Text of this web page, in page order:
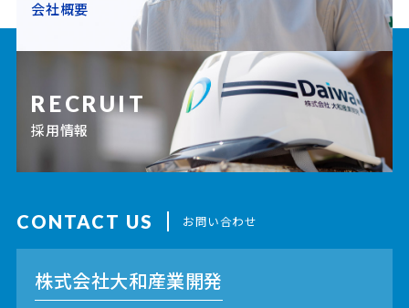
会社概要
RECRUIT
採用情報
CONTACT US お問い合わせ
株式会社大和産業開発